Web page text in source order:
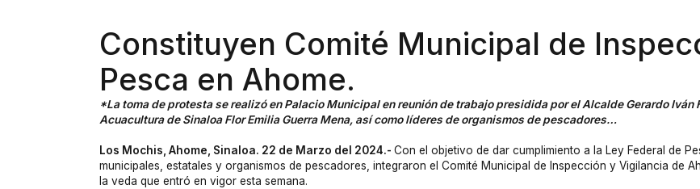
Constituyen Comité Municipal de
Pesca en Ahome.
*La toma de protesta se realizó en Palacio Municipal en reunión de trabajo presidida por el Alcalde Gerardo Iván
Acuacultura de Sinaloa Flor Emilia Guerra Mena, así como líderes de organismos de pescadores…
Los Mochis, Ahome, Sinaloa. 22 de Marzo del 2024.-Con el objetivo de dar cumplimiento a la Ley Federal de
municipales, estatales y organismos de pescadores, integraron el Comité Municipal de Inspección y Vigilancia de
la veda que entró en vigor esta semana.